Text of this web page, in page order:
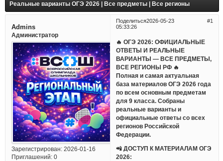
Реальные варианты ОГЭ 2026 | Все предметы | Все регионы
Поделиться 1
2026-05-23
05:33:26
Admins
Администратор
Зарегистрирован: 2026-01-16
Приглашений:0
🔥 ОГЭ 2026: ОФИЦИАЛЬНЫЕ
ОТВЕТЫ И РЕАЛЬНЫЕ
ВАРИАНТЫ — ВСЕ ПРЕДМЕТЫ,
ВСЕ РЕГИОНЫ РФ 🔥
Полная и самая актуальная
база материалов ОГЭ 2026 года
по всем основным предметам
для 9 класса. Собраны
реальные варианты и
официальные ответы со всех
регионов Российской
Федерации.
📲 ДОСТУП К МАТЕРИАЛАМ ОГЭ
2026: